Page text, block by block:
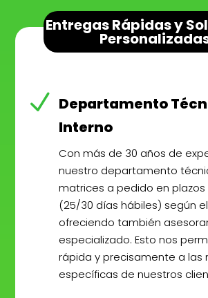
Entregas Rápidas y
N Departamento
Interno
Con más de 30 años de
nuestro departamento
matrices a pedido en plazos
(25/30 días hábiles) según
ofreciendo también
especializado. Esto nos
rápida y precisamente a las
específicas de nuestros